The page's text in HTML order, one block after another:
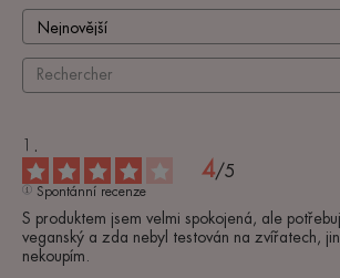
4/5
Spontánní recenze
S produktem jsem velmi spokojená, ale
veganský a zda nebyl testován na zvířatech,
nekoupím.